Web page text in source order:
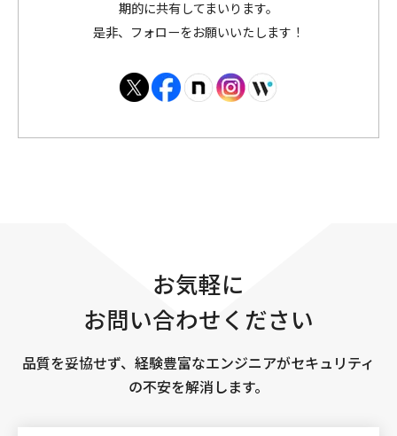
期的に共有してまいります。
是非、フォローをお願いいたします！
お気軽に
お問い合わせください
品質を妥協せず、経験豊富なエンジニアがセキュリティ
の不安を解消します。